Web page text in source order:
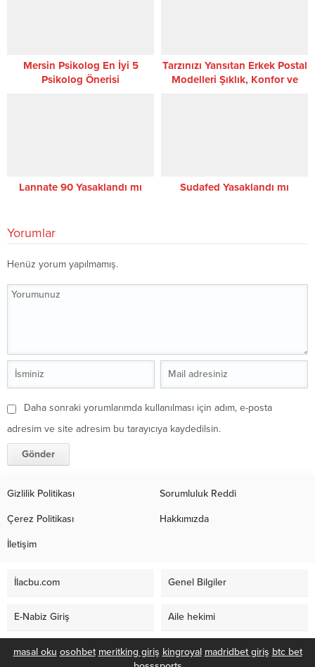
Mersin Psikolog En İyi 5
Psikolog Önerisi
Tarzınızı Yansıtan Erkek Postal
Modelleri Şıklık, Konfor ve
Lannate 90 Yasaklandı mı Sudafed Yasaklandı mı
Yorumlar
Henüz yorum yapılmamış.
Daha sonraki yorumlarımda kullanılması için adım, e-posta
adresim ve site adresim bu tarayıcıya kaydedilsin.
Gizlilik Politikası Sorumluluk Reddi
Çerez Politikası Hakkımızda
İletişim
İlacbu.com Genel Bilgiler
E-Nabiz Giriş Aile hekimi
masal oku osohbet meritking giriş kingroyal madridbet giriş btc bet